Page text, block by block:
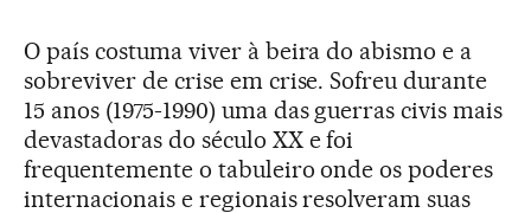
O país costuma viver à beira do abismo e a
sobreviver de crise em crise. Sofreu durante
15 anos (1975-1990) uma das guerras civis mais
devastadoras do século XX e foi
frequentemente o tabuleiro onde os poderes
internacionais e regionais resolveram suas